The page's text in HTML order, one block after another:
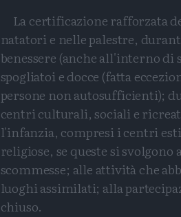
La certificazione rafforzata
natatori e nelle palestre,
benessere (anche all'interno
spogliatoi e docce (fatta
persone non autosufficienti);
centri culturali, sociali e
l'infanzia, compresi i centri
religiose, se queste si svolgono
scommesse; alle attività che
luoghi assimilati; alla
chiuso.